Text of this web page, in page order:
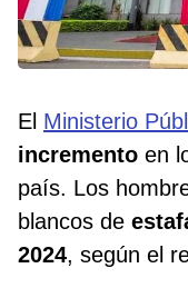
El Ministerio
incremento en
país. Los
blancos de
2024, según el